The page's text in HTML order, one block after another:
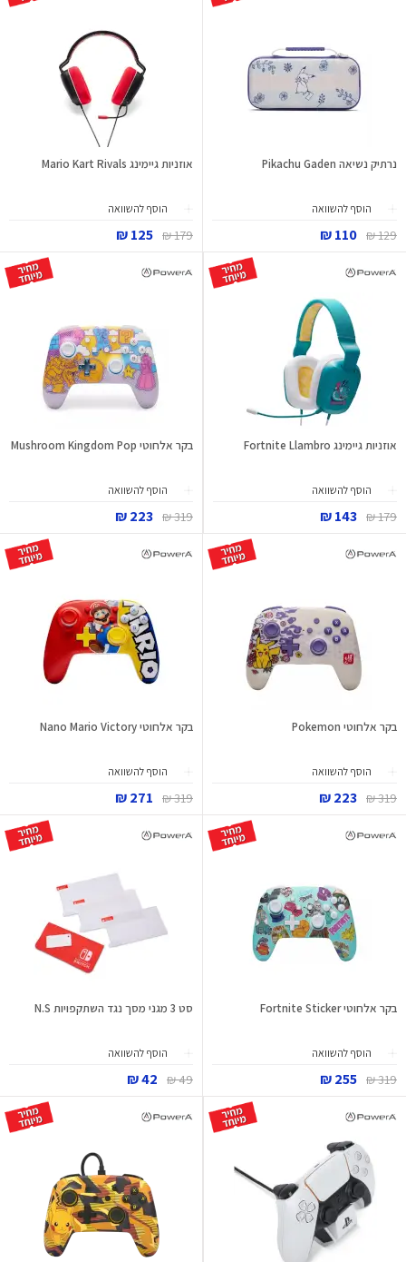
נרתיק נשיאה Pikachu Gaden
הוסף להשוואה
129 ₪
110 ₪
אוזניות גיימינג Mario Kart Rivals
הוסף להשוואה
179 ₪
125 ₪
אוזניות גיימינג Fortnite Llambro
הוסף להשוואה
179 ₪
143 ₪
בקר אלחוטי Mushroom Kingdom Pop
הוסף להשוואה
319 ₪
223 ₪
בקר אלחוטי Pokemon
הוסף להשוואה
319 ₪
223 ₪
בקר אלחוטי Nano Mario Victory
הוסף להשוואה
319 ₪
271 ₪
בקר אלחוטי Fortnite Sticker
הוסף להשוואה
319 ₪
255 ₪
סט 3 מגני מסך נגד השתקפויות N.S
הוסף להשוואה
49 ₪
42 ₪